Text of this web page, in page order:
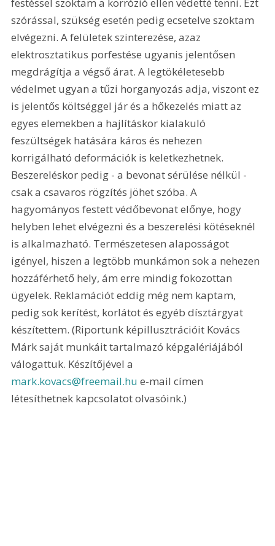
szórással, szükség esetén pedig ecsetelve szoktam
elvégezni. A felületek szinterezése, azaz
elektrosztatikus porfestése ugyanis jelentősen
megdrágítja a végső árat. A legtökéletesebb
védelmet ugyan a tűzi horganyozás adja, viszont ez
is jelentős költséggel jár és a hőkezelés miatt az
egyes elemekben a hajlításkor kialakuló
feszültségek hatására káros és nehezen
korrigálható deformációk is keletkezhetnek.
Beszereléskor pedig - a bevonat sérülése nélkül -
csak a csavaros rögzítés jöhet szóba. A
hagyományos festett védőbevonat előnye, hogy
helyben lehet elvégezni és a beszerelési kötéseknél
is alkalmazható. Természetesen alaposságot
igényel, hiszen a legtöbb munkámon sok a nehezen
hozzáférhető hely, ám erre mindig fokozottan
ügyelek. Reklamációt eddig még nem kaptam,
pedig sok kerítést, korlátot és egyéb dísztárgyat
készítettem. (Riportunk képillusztrációit Kovács
Márk saját munkáit tartalmazó képgalériájából
válogattuk. Készítőjével a
mark.kovacs@freemail.hu e-mail címen
létesíthetnek kapcsolatot olvasóink.)